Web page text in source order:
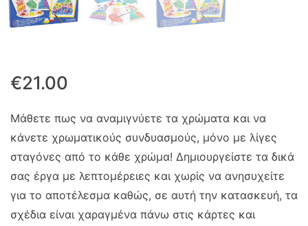
€21.00
Μάθετε πως να αναμιγνύετε τα χρώματα και να
κάνετε χρωματικούς συνδυασμούς, μόνο με λίγες
σταγόνες από το κάθε χρώμα! Δημιουργείστε τα δικά
σας έργα με λεπτομέρειες και χωρίς να ανησυχείτε
για το αποτέλεσμα καθώς, σε αυτή την κατασκευή, τα
σχέδια είναι χαραγμένα πάνω στις κάρτες και